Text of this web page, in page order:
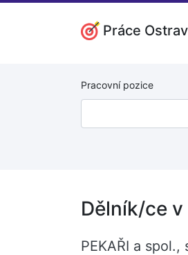
Práce
Pracovní pozice
Dělník/ce
PEKAŘI a